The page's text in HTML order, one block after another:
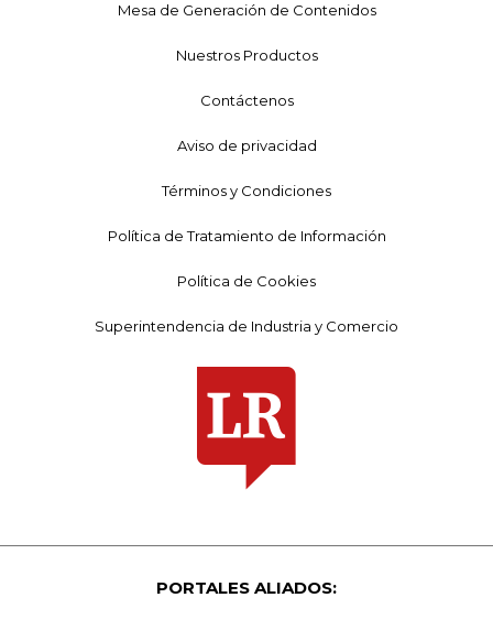
Mesa de Generación de Contenidos
Nuestros Productos
Contáctenos
Aviso de privacidad
Términos y Condiciones
Política de Tratamiento de Información
Política de Cookies
Superintendencia de Industria y Comercio
PORTALES ALIADOS: